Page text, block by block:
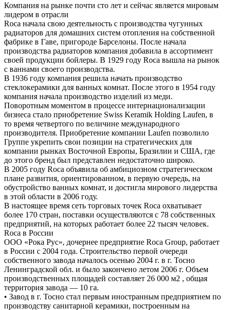
Компания на рынке почти сто лет и сейчас является мировым
лидером в отрасли
Roca начала свою деятельность с производства чугунных
радиаторов для домашних систем отопления на собственной
фабрике в Гаве, пригороде Барселоны. После начала
производства радиаторов компания добавила в ассортимент
своей продукции бойлеры. В 1929 году Roca вышла на рынок
с ваннами своего производства.
В 1936 году компания решила начать производство
стеклокерамики для ванных комнат. После этого в 1954 году
компания начала производство изделий из меди.
Поворотным моментом в процессе интернационализации
бизнеса стало приобретение Swiss Keramik Holding Laufen, в
то время четвертого по величине международного
производителя. Приобретение компании Laufen позволило
Группе укрепить свои позиции на стратегических для
компании рынках Восточной Европы, Бразилии и США, где
до этого бренд был представлен недостаточно широко.
В 2005 году Roca объявила об амбициозном стратегическом
плане развития, ориентированном, в первую очередь, на
обустройство ванных комнат, и достигла мирового лидерства
в этой области в 2006 году.
В настоящее время сеть торговых точек Roca охватывает
более 170 стран, поставки осуществляются с 78 собственных
предприятий, на которых работает более 22 тысяч человек.
Roca в России
ООО «Рока Рус», дочернее предприятие Roca Group, работает
в России с 2004 года. Строительство первой очереди
собственного завода началось осенью 2004 г. в г. Тосно
Ленинградской обл. и было закончено летом 2006 г. Объем
производственных площадей составляет 26 000 м2 , общая
территория завода — 10 га.
• Завод в г. Тосно стал первым иностранным предприятием по
производству санитарной керамики, построенным на